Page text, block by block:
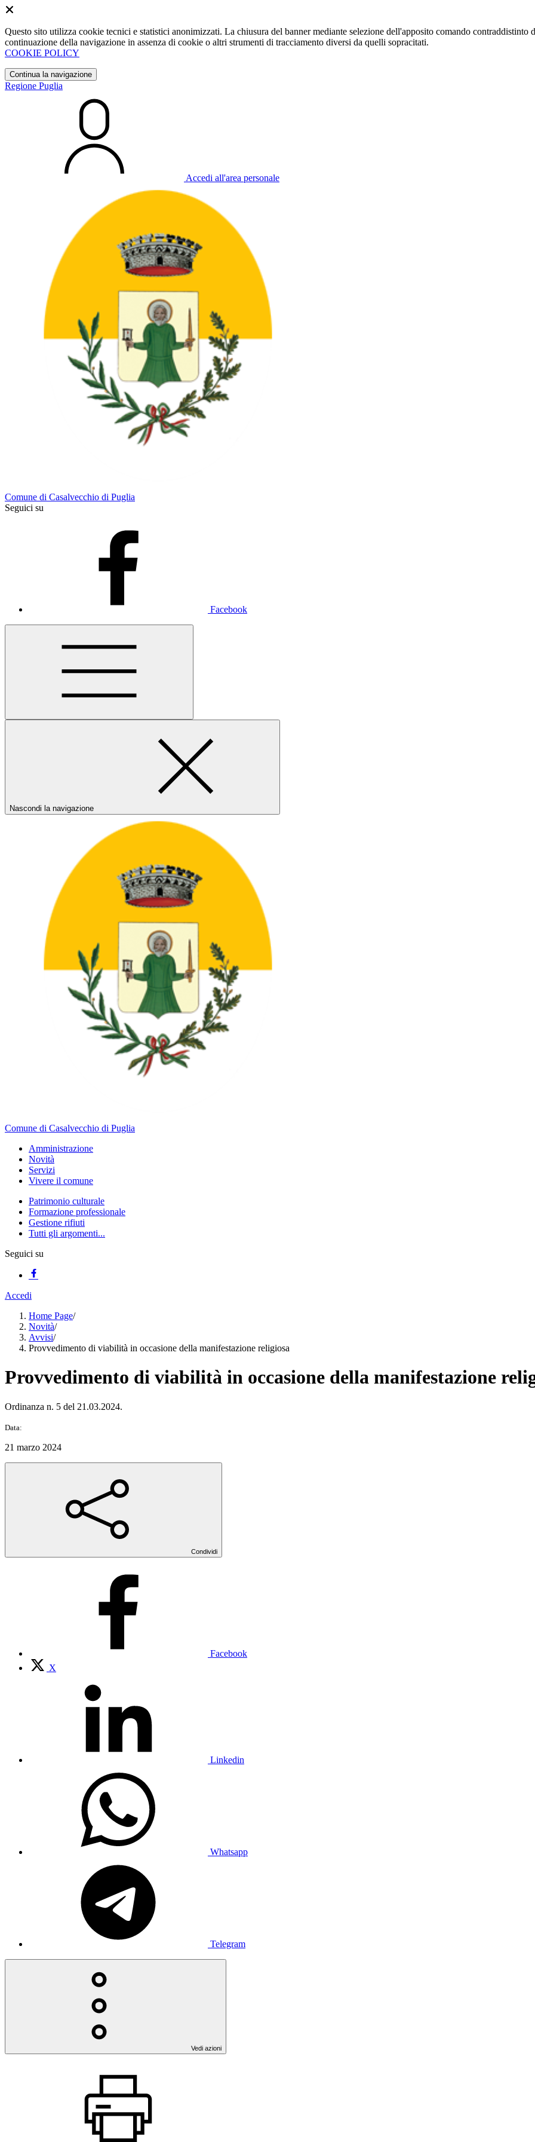
Questo sito utilizza cookie tecnici e statistici anonimizzati. La chiusura del banner mediante selezione dell'apposito comando
continuazione della navigazione in assenza di cookie o altri strumenti di tracciamento diversi da quelli sopracitati.
COOKIE POLICY
Continua la navigazione
Regione Puglia
Accedi all'area personale
Comune di Casalvecchio di Puglia
Seguici su
Facebook
Nascondi la navigazione
Comune di Casalvecchio di Puglia
Amministrazione
Novità
Servizi
Vivere il comune
Patrimonio culturale
Formazione professionale
Gestione rifiuti
Tutti gli argomenti...
Seguici su
Accedi
Home Page/
Novità/
Avvisi/
Provvedimento di viabilità in occasione della manifestazione religiosa
Provvedimento di viabilità in occasione della manifestazione
Ordinanza n. 5 del 21.03.2024.
Data:
21 marzo 2024
Condividi
Facebook
X
Linkedin
Whatsapp
Telegram
Vedi azioni